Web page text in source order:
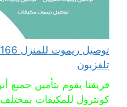
تلفزيون
فريقنا يقوم بتأمين جميع
كونترول للمكيفات